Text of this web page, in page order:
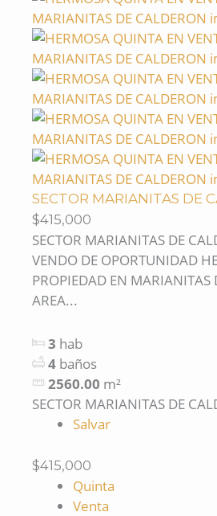
SECTOR MARIANITAS DE
$415,000
SECTOR MARIANITAS DE
VENDO DE OPORTUNIDAD
PROPIEDAD EN MARIANITAS
AREA...
3 hab
4 baños
2560.00 m²
SECTOR MARIANITAS DE
Salvar
$415,000
Quinta
Venta